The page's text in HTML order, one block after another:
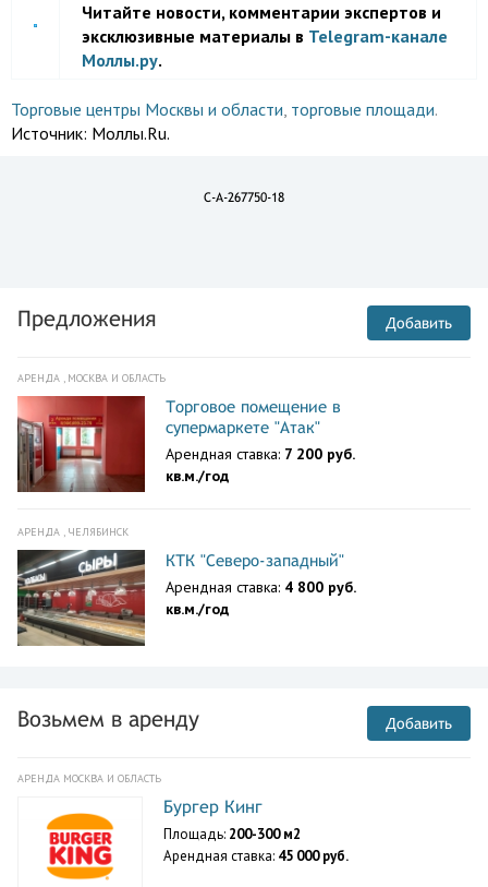
Читайте новости, комментарии экспертов и
эксклюзивные материалы в Telegram-канале
Моллы.ру.
Торговые центры Москвы и области, торговые площади.
Источник: Моллы.Ru.
C-A-267750-18
Предложения Добавить
АРЕНДА , МОСКВА И ОБЛАСТЬ
Торговое помещение в
супермаркете "Атак"
Арендная ставка: 7 200 руб.
кв.м./год
АРЕНДА , ЧЕЛЯБИНСК
КТК "Северо-западный"
Арендная ставка: 4 800 руб.
кв.м./год
Возьмем в аренду Добавить
АРЕНДА МОСКВА И ОБЛАСТЬ
Бургер Кинг
Площадь: 200-300 м2
Арендная ставка: 45 000 руб.